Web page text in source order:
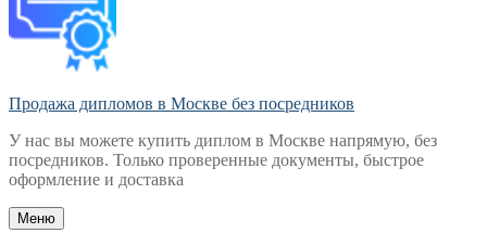
Продажа дипломов в Москве без посредников
У нас вы можете купить диплом в Москве напрямую, без
посредников. Только проверенные документы, быстрое
оформление и доставка
Меню